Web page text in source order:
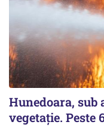
Hunedoara, sub
vegetație. Peste